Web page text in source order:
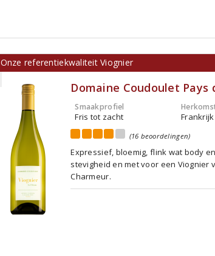
Onze referentiekwaliteit Viognier
Domaine Coudoulet Pays
Smaakprofiel
Fris tot zacht
(16 beoordelingen)
Expressief, bloemig, flink wat body
stevigheid en met voor een Viognier
Charmeur.